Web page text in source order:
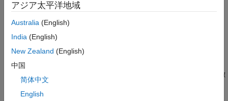
ます。プロットとそれらをプログラムで生成するための関数のリ
ストについては、
このタスクでは、Signal Processing Toolbox™ および Control
System Toolbox™ の一部のチャートもサポートされています。
信号スペクトル、フィルター応答、および信号の時間周波数特徴
の可視化の詳細については、
Toolbox)
アジア太平洋地域
Australia (English)
India (English)
New Zealand (English)
中国
简体中文
English